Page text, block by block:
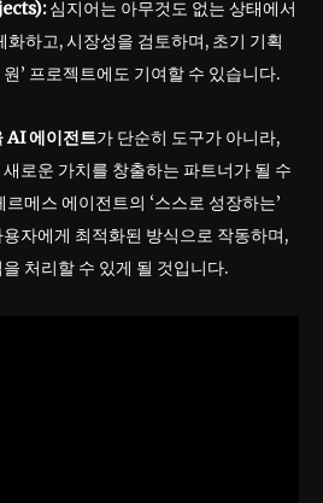
심지어는 아무것도 없는 상태에서
하고, 시장성을 검토하며, 초기 기획
’ 프로젝트에도 기여할 수 있습니다.
AI 에이전트가 단순히 도구가 아니라,
로운 가치를 창출하는 파트너가 될 수
메스 에이전트의 ‘스스로 성장하는’
자에게 최적화된 방식으로 작동하며,
처리할 수 있게 될 것입니다.